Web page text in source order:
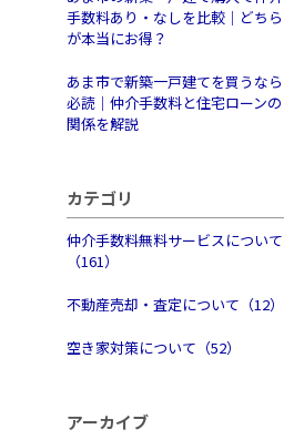
手数料あり・なしを比較｜どちら
が本当にお得？
あま市で新築一戸建てを買うなら
必読｜仲介手数料と住宅ローンの
関係を解説
カテゴリ
仲介手数料無料サービスについて
（161）
不動産売却・査定について（12）
空き家対策について（52）
アーカイブ